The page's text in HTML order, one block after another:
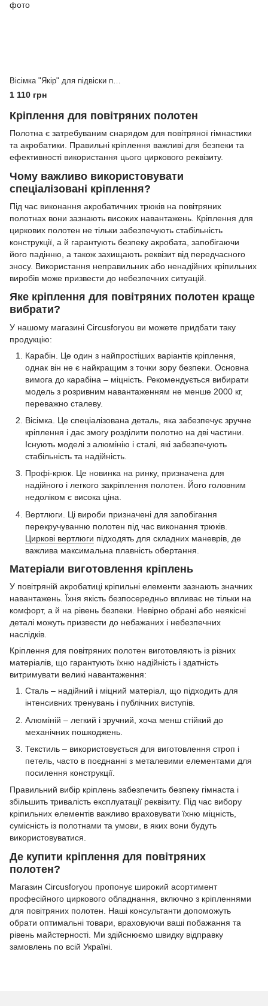
Вісімка "Якір" для підвіски повітряних полотен
1 110 грн
Кріплення для повітряних полотен
Полотна є затребуваним снарядом для повітряної гімнастики
та акробатики. Правильні кріплення важливі для безпеки та
ефективності використання цього циркового реквізиту.
Чому важливо використовувати
спеціалізовані кріплення?
Під час виконання акробатичних трюків на повітряних
полотнах вони зазнають високих навантажень. Кріплення для
циркових полотен не тільки забезпечують стабільність
конструкції, а й гарантують безпеку акробата, запобігаючи
його падінню, а також захищають реквізит від передчасного
зносу. Використання неправильних або ненадійних кріпильних
виробів може призвести до небезпечних ситуацій.
Яке кріплення для повітряних полотен краще
вибрати?
У нашому магазині Circusforyou ви можете придбати таку
продукцію:
Карабін. Це один з найпростіших варіантів кріплення,
однак він не є найкращим з точки зору безпеки. Основна
вимога до карабіна – міцність. Рекомендується вибирати
модель з розривним навантаженням не менше 2000 кг,
переважно сталеву.
Вісімка. Це спеціалізована деталь, яка забезпечує зручне
кріплення і дає змогу розділити полотно на дві частини.
Існують моделі з алюмінію і сталі, які забезпечують
стабільність та надійність.
Профі-крюк. Це новинка на ринку, призначена для
надійного і легкого закріплення полотен. Його головним
недоліком є висока ціна.
Вертлюги. Ці вироби призначені для запобігання
перекручуванню полотен під час виконання трюків.
Циркові вертлюги підходять для складних маневрів, де
важлива максимальна плавність обертання.
Матеріали виготовлення кріплень
У повітряній акробатиці кріпильні елементи зазнають значних
навантажень. Їхня якість безпосередньо впливає не тільки на
комфорт, а й на рівень безпеки. Невірно обрані або неякісні
деталі можуть призвести до небажаних і небезпечних
наслідків.
Кріплення для повітряних полотен виготовляють із різних
матеріалів, що гарантують їхню надійність і здатність
витримувати великі навантаження:
Сталь – надійний і міцний матеріал, що підходить для
інтенсивних тренувань і публічних виступів.
Алюміній – легкий і зручний, хоча менш стійкий до
механічних пошкоджень.
Текстиль – використовується для виготовлення строп і
петель, часто в поєднанні з металевими елементами для
посилення конструкції.
Правильний вибір кріплень забезпечить безпеку гімнаста і
збільшить тривалість експлуатації реквізиту. Під час вибору
кріпильних елементів важливо враховувати їхню міцність,
сумісність із полотнами та умови, в яких вони будуть
використовуватися.
Де купити кріплення для повітряних
полотен?
Магазин Circusforyou пропонує широкий асортимент
професійного циркового обладнання, включно з кріпленнями
для повітряних полотен. Наші консультанти допоможуть
обрати оптимальні товари, враховуючи ваші побажання та
рівень майстерності. Ми здійснюємо швидку відправку
замовлень по всій Україні.